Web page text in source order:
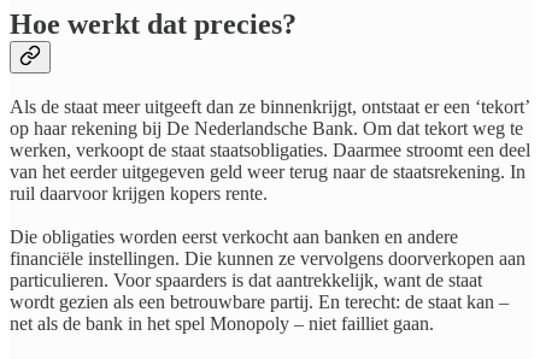
​Hoe werkt dat precies?
Als de staat meer uitgeeft dan ze binnenkrijgt, ontstaat er een ‘tekort’
op haar rekening bij De Nederlandsche Bank. Om dat tekort weg te
werken, verkoopt de staat staatsobligaties. Daarmee stroomt een deel
van het eerder uitgegeven geld weer terug naar de staatsrekening. In
ruil daarvoor krijgen kopers rente.
Die obligaties worden eerst verkocht aan banken en andere
financiële instellingen. Die kunnen ze vervolgens doorverkopen aan
particulieren. Voor spaarders is dat aantrekkelijk, want de staat
wordt gezien als een betrouwbare partij. En terecht: de staat kan –
net als de bank in het spel Monopoly – niet failliet gaan.